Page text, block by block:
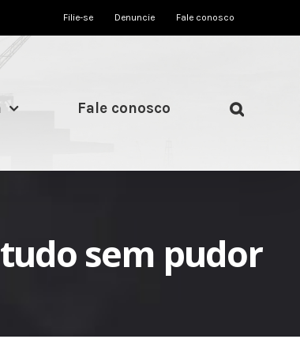
Filie-se Denuncie Fale conosco
Fale conosco
sem pudor